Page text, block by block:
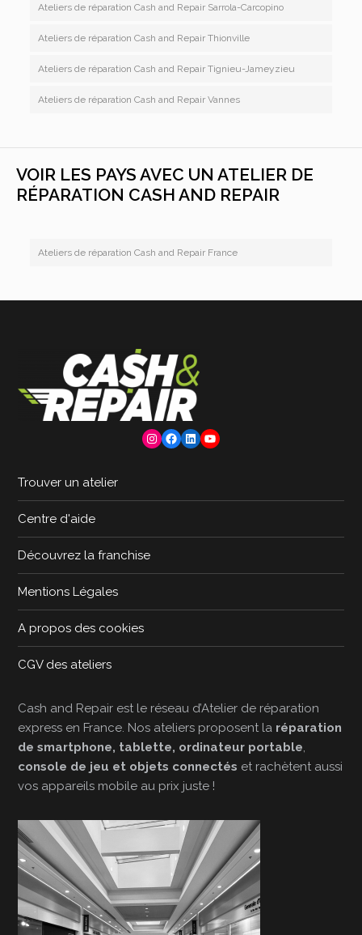
Ateliers de réparation Cash and Repair Sarrola-Carcopino
Ateliers de réparation Cash and Repair Thionville
Ateliers de réparation Cash and Repair Tignieu-Jameyzieu
Ateliers de réparation Cash and Repair Vannes
VOIR LES PAYS AVEC UN ATELIER DE
RÉPARATION CASH AND REPAIR
Ateliers de réparation Cash and Repair France
Instagram
Facebook
LinkedInYouTube
Trouver un atelier
Centre d'aide
Découvrez la franchise
Mentions Légales
A propos des cookies
CGV des ateliers
Cash and Repair est le réseau d’Atelier de réparation
express en France. Nos ateliers proposent la réparation
de smartphone, tablette, ordinateur portable
console de jeu et objets connectés et rachètent aussi
vos appareils mobile au prix juste !